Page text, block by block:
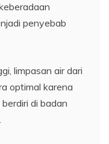
penyebab
limpasan air dari
optimal karena
di badan